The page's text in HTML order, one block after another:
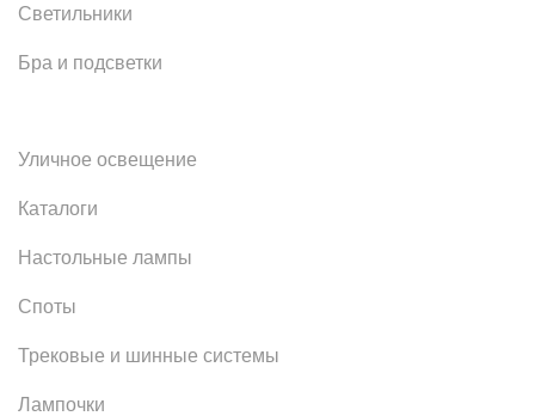
Светильники
Бра и подсветки
Уличное освещение
Каталоги
Настольные лампы
Споты
Трековые и шинные системы
Лампочки